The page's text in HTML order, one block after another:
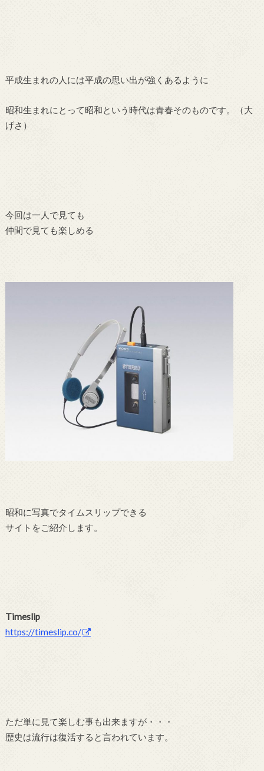
平成生まれの人には平成の思い出が強くあるように
昭和生まれにとって昭和という時代は青春そのものです。（大
げさ）
今回は一人で見ても
仲間で見ても楽しめる
昭和に写真でタイムスリップできる
サイトをご紹介します。
Timeslip
https://timeslip.co/
ただ単に見て楽しむ事も出来ますが・・・
歴史は流行は復活すると言われています。